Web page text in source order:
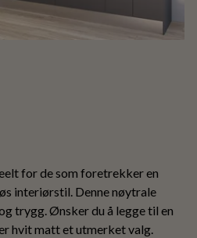
for de som foretrekker en
interiørstil. Denne nøytrale
trygg. Ønsker du å legge til en
hvit matt et utmerket valg.